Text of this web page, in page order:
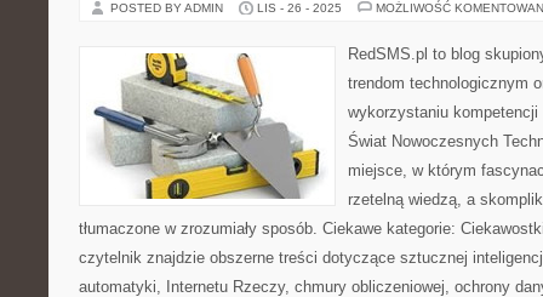
POSTED BY ADMIN LIS - 26 - 2025 MOŻLIWOŚĆ
RedSMS.pl to blog
trendom technologicznym
wykorzystaniu
Świat Nowoczesnych
miejsce, w którym
rzetelną wiedzą, a
tłumaczone w zrozumiały sposób. Ciekawe kategorie:
czytelnik znajdzie obszerne treści dotyczące sztucznej
automatyki, Internetu Rzeczy, chmury obliczeniowej, ochrony